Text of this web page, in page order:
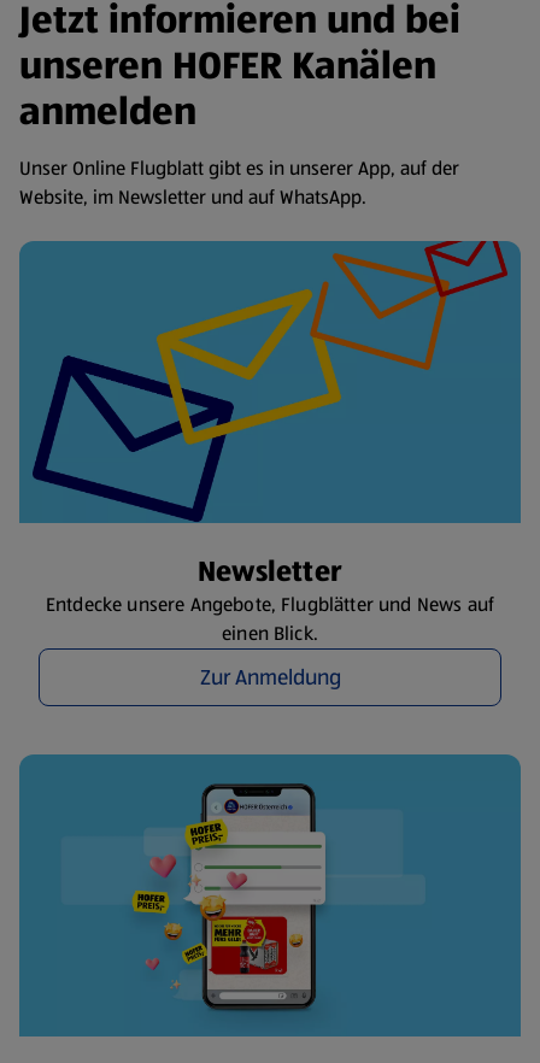
Jetzt informieren und bei
unseren HOFER Kanälen
anmelden
Unser Online Flugblatt gibt es in unserer App, auf der
Website, im Newsletter und auf WhatsApp.
Newsletter
Entdecke unsere Angebote, Flugblätter und News auf
einen Blick.
Zur Anmeldung